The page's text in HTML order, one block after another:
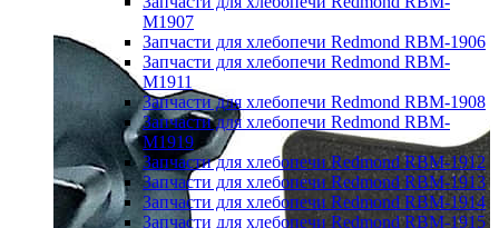
M1907
Запчасти для хлебопечи Redmond RBM-1906
Запчасти для хлебопечи Redmond RBM-
M1911
Запчасти для хлебопечи Redmond RBM-1908
Запчасти для хлебопечи Redmond RBM-
M1919
Запчасти для хлебопечи Redmond RBM-1912
Запчасти для хлебопечи Redmond RBM-1913
Запчасти для хлебопечи Redmond RBM-1914
Запчасти для хлебопечи Redmond RBM-1915